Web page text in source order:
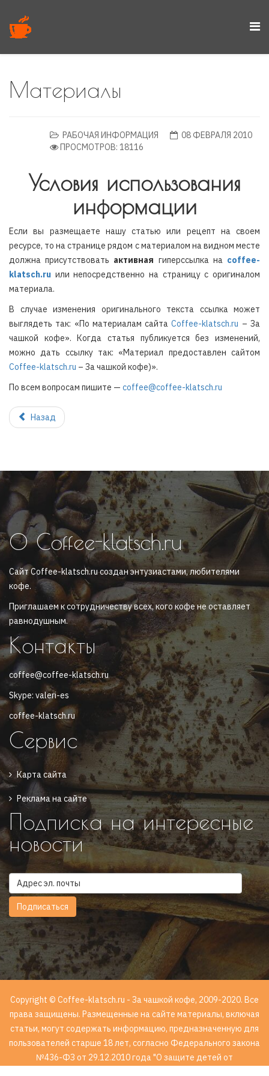
Материалы
РАБОЧАЯ ИНФОРМАЦИЯ
08 ФЕВРАЛЯ 2010
ПРОСМОТРОВ: 18116
Условия использования
информации
Если вы размещаете нашу статью или рецепт на своем
ресурсе, то на странице рядом с материалом на видном месте
должна присутствовать активная гиперссылка на coffee-
klatsch.ru или непосредственно на страницу с оригиналом
материала.
В случае изменения оригинального текста ссылка может
выглядеть так: «По материалам сайтаCoffee-klatsch.ru – За
чашкой кофе». Когда статья публикуется без изменений,
можно дать ссылку так: «Материал предоставлен сайтом
Coffee-klatsch.ru – За чашкой кофе)».
По всем вопросам пишите — coffee@coffee-klatsch.ru
Назад
О Coffee-klatsch.ru
Сайт Coffee-klatsch.ru создан энтузиастами, любителями
кофе.
Приглашаем к сотрудничеству всех, кого кофе не оставляет
равнодушным.
Контакты
coffee@coffee-klatsch.ru
Skype: valeri-es
coffee-klatsch.ru
Сервис
Карта сайта
Реклама на сайте
Подписка на интересные
новости
Copyright © Coffee-klatsch.ru - За чашкой кофе, 2009-2020. Все
права защищены. Размещенные на сайте материалы, включая
статьи, могут содержать информацию, предназначенную для
пользователей старше 18 лет, согласно Федерального закона
№436-ФЗ от 29.12.2010 года "О защите детей от